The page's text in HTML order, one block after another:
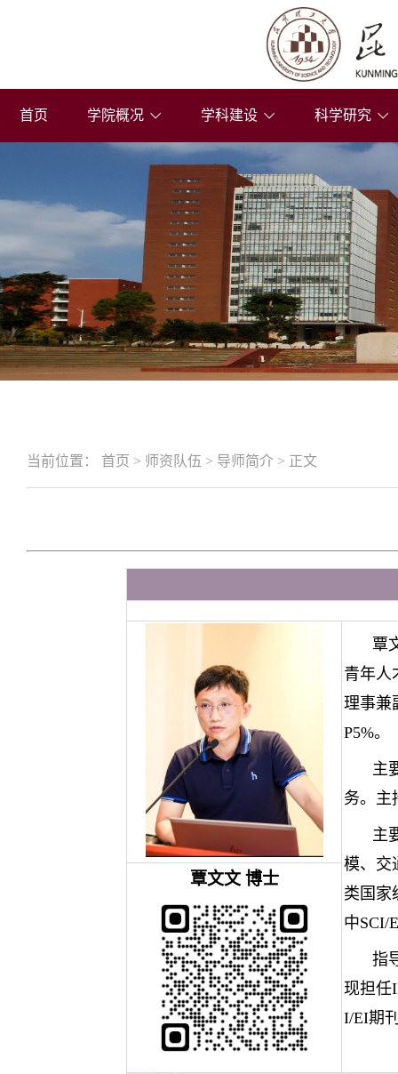
首页 学院概况 学科建设 科学研究
当前位置： 首页 > 师资队伍 > 导师简介 > 正文
覃
青年人
理事兼
P5%。
主
务。主
主
模、交
类国家
中SCI/
指
现担任
I/EI期
覃文文 博士